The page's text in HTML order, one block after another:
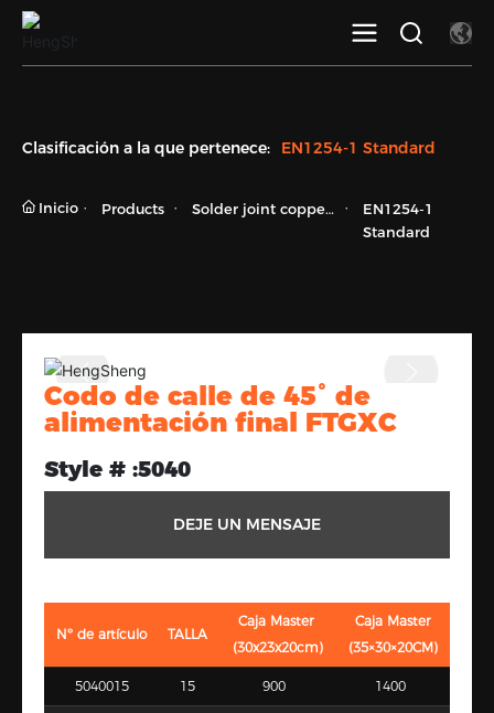
Clasificación a la que pertenece: EN1254-1 Standard
Inicio Products
Solder joint copper
EN1254-1
Standard
Codo de calle de 45° de
alimentación final FTGXC
Style # :5040
DEJE UN MENSAJE
Nº de artículo TALLA
Caja Master
(30x23x20cm)
Caja Master
(35×30×20CM)
5040015 15 900 1400